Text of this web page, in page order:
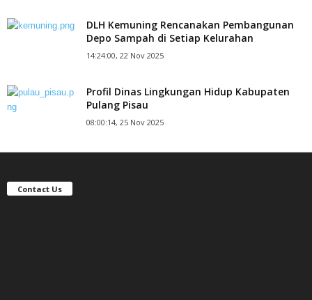
DLH Kemuning Rencanakan Pembangunan
Depo Sampah di Setiap Kelurahan
14:24:00, 22 Nov 2025
Profil Dinas Lingkungan Hidup Kabupaten
Pulang Pisau
08:00:14, 25 Nov 2025
Contact Us